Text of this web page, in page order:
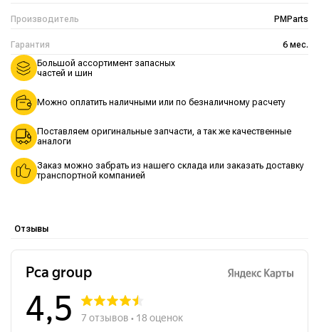
Производитель PMParts
Гарантия 6 мес.
Большой ассортимент запасных
частей и шин
Можно оплатить наличными или по безналичному расчету
Поставляем оригинальные запчасти, а так же качественные
аналоги
Заказ можно забрать из нашего склада или заказать доставку
транспортной компанией
Отзывы